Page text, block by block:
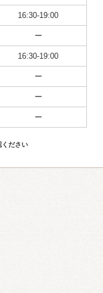
16:30-19:00
ー
16:30-19:00
ー
ー
ー
ください